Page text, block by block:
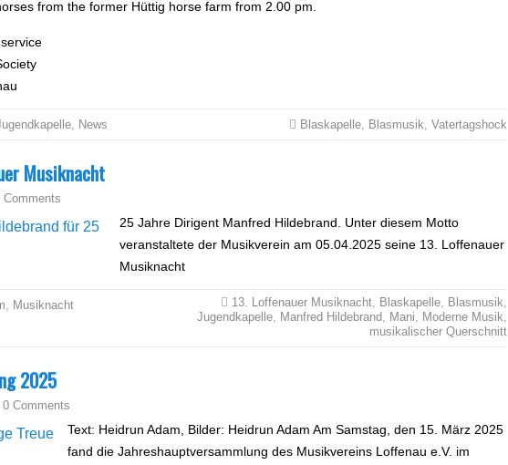
from the former Hüttig horse farm from 2.00 pm.
, News Blaskapelle, Blasmusik, Vatertagshock
Musiknacht
Comments
25 Jahre Dirigent Manfred Hildebrand. Unter diesem Motto
veranstaltete der Musikverein am 05.04.2025 seine 13. Loffenauer
Musiknacht
, Musiknacht 13. Loffenauer Musiknacht, Blaskapelle, Blasmusik,
Jugendkapelle, Manfred Hildebrand, Mani, Moderne Musik,
musikalischer Querschnitt
2025
0 Comments
Text: Heidrun Adam, Bilder: Heidrun Adam Am Samstag, den 15. März 2025
fand die Jahreshauptversammlung des Musikvereins Loffenau e.V. im